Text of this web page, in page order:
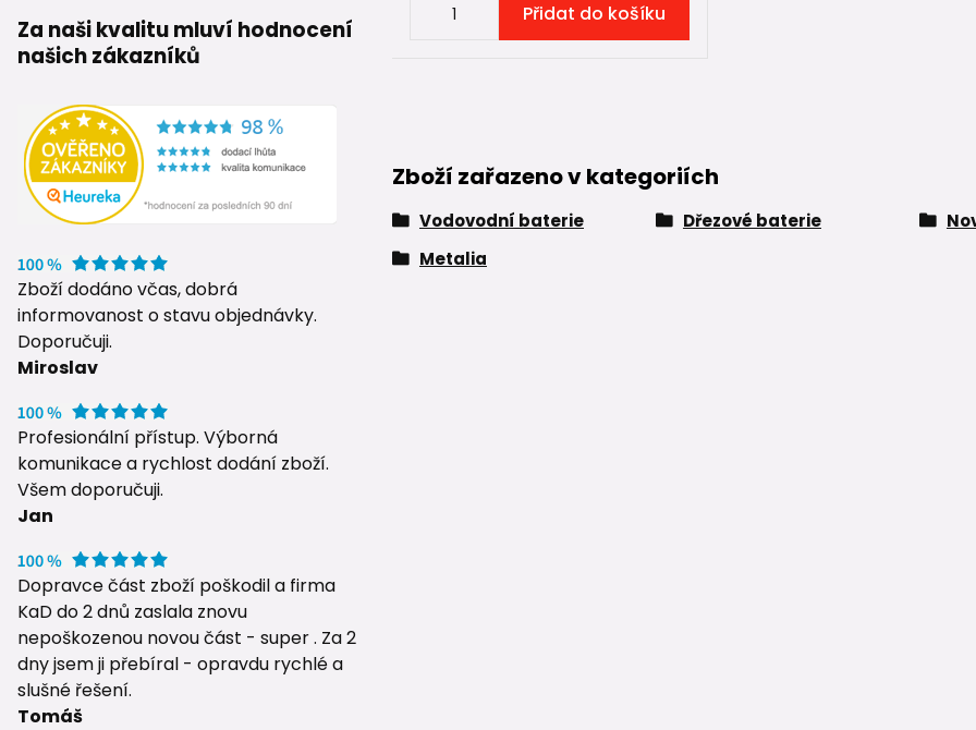
Za naši kvalitu mluví hodnocení
našich zákazníků
Zboží dodáno včas, dobrá
informovanost o stavu objednávky.
Doporučuji.
Miroslav
Profesionální přístup. Výborná
komunikace a rychlost dodání zboží.
Všem doporučuji.
Jan
Dopravce část zboží poškodil a firma
KaD do 2 dnů zaslala znovu
nepoškozenou novou část - super . Za 2
dny jsem ji přebíral - opravdu rychlé a
slušné řešení.
Tomáš
Přidat do košíku
Zboží zařazeno v kategoriích
Vodovodní baterie Dřezové baterie
Metalia